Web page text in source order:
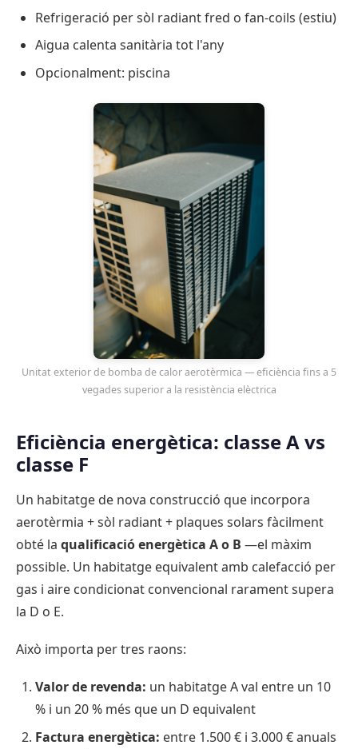
Refrigeració per sòl radiant fred o fan-coils (estiu)
Aigua calenta sanitària tot l'any
Opcionalment: piscina
Unitat exterior de bomba de calor aerotèrmica — eficiència fins a 5
vegades superior a la resistència elèctrica
Eficiència energètica: classe A vs
classe F
Un habitatge de nova construcció que incorpora
aerotèrmia + sòl radiant + plaques solars fàcilment
obté la qualificació energètica A o B —el màxim
possible. Un habitatge equivalent amb calefacció per
gas i aire condicionat convencional rarament supera
la D o E.
Això importa per tres raons:
Valor de revenda: un habitatge A val entre un 10
% i un 20 % més que un D equivalent
Factura energètica: entre 1.500 € i 3.000 € anuals